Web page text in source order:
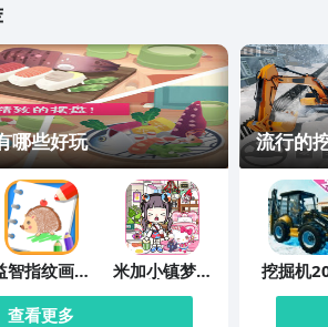
哪些好玩
智指纹画画
板
米加小镇梦幻
世界
查看更多
流行的
挖掘机